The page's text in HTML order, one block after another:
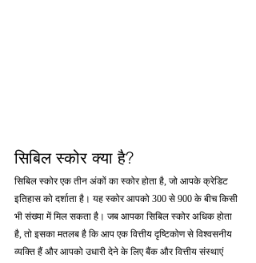
सिबिल स्कोर क्या है?
सिबिल स्कोर एक तीन अंकों का स्कोर होता है, जो आपके क्रेडिट
इतिहास को दर्शाता है। यह स्कोर आपको 300 से 900 के बीच किसी
भी संख्या में मिल सकता है। जब आपका सिबिल स्कोर अधिक होता
है, तो इसका मतलब है कि आप एक वित्तीय दृष्टिकोण से विश्वसनीय
व्यक्ति हैं और आपको उधारी देने के लिए बैंक और वित्तीय संस्थाएं